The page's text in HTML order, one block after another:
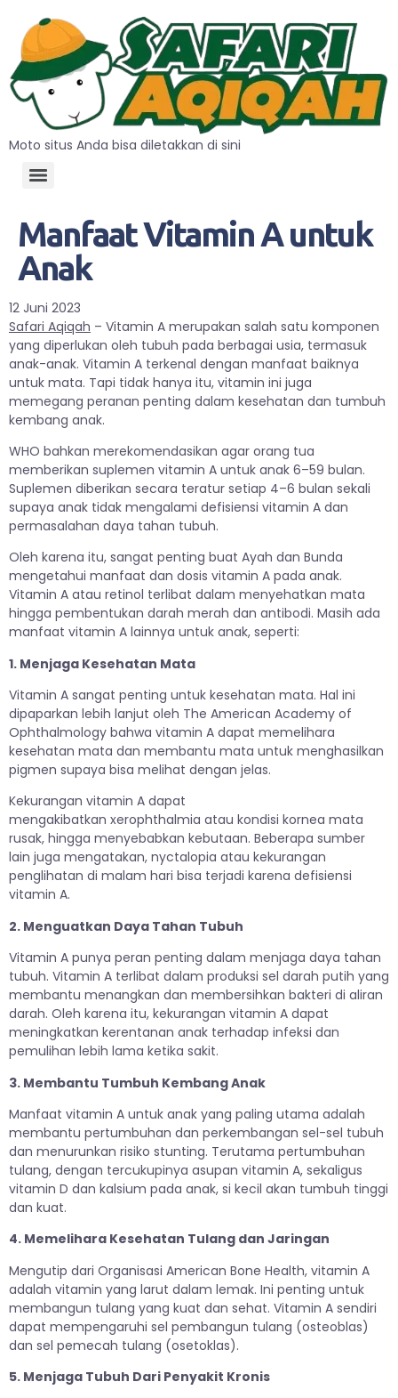
Moto situs Anda bisa diletakkan di sini
Manfaat Vitamin A untuk
Anak
12 Juni 2023
Safari Aqiqah – Vitamin A merupakan salah satu komponen
yang diperlukan oleh tubuh pada berbagai usia, termasuk
anak-anak. Vitamin A terkenal dengan manfaat baiknya
untuk mata. Tapi tidak hanya itu, vitamin ini juga
memegang peranan penting dalam kesehatan dan tumbuh
kembang anak.
WHO bahkan merekomendasikan agar orang tua
memberikan suplemen vitamin A untuk anak 6–59 bulan.
Suplemen diberikan secara teratur setiap 4–6 bulan sekali
supaya anak tidak mengalami defisiensi vitamin A dan
permasalahan daya tahan tubuh.
Oleh karena itu, sangat penting buat Ayah dan Bunda
mengetahui manfaat dan dosis vitamin A pada anak.
Vitamin A atau retinol terlibat dalam menyehatkan mata
hingga pembentukan darah merah dan antibodi. Masih ada
manfaat vitamin A lainnya untuk anak, seperti:
1. Menjaga Kesehatan Mata
Vitamin A sangat penting untuk kesehatan mata. Hal ini
dipaparkan lebih lanjut oleh The American Academy of
Ophthalmology bahwa vitamin A dapat memelihara
kesehatan mata dan membantu mata untuk menghasilkan
pigmen supaya bisa melihat dengan jelas.
Kekurangan vitamin A dapat
mengakibatkan xerophthalmia atau kondisi kornea mata
rusak, hingga menyebabkan kebutaan. Beberapa sumber
lain juga mengatakan, nyctalopia atau kekurangan
penglihatan di malam hari bisa terjadi karena defisiensi
vitamin A.
2. Menguatkan Daya Tahan Tubuh
Vitamin A punya peran penting dalam menjaga daya tahan
tubuh. Vitamin A terlibat dalam produksi sel darah putih yang
membantu menangkan dan membersihkan bakteri di aliran
darah. Oleh karena itu, kekurangan vitamin A dapat
meningkatkan kerentanan anak terhadap infeksi dan
pemulihan lebih lama ketika sakit.
3. Membantu Tumbuh Kembang Anak
Manfaat vitamin A untuk anak yang paling utama adalah
membantu pertumbuhan dan perkembangan sel-sel tubuh
dan menurunkan risiko stunting. Terutama pertumbuhan
tulang, dengan tercukupinya asupan vitamin A, sekaligus
vitamin D dan kalsium pada anak, si kecil akan tumbuh tinggi
dan kuat.
4. Memelihara Kesehatan Tulang dan Jaringan
Mengutip dari Organisasi American Bone Health, vitamin A
adalah vitamin yang larut dalam lemak. Ini penting untuk
membangun tulang yang kuat dan sehat. Vitamin A sendiri
dapat mempengaruhi sel pembangun tulang (osteoblas)
dan sel pemecah tulang (osetoklas).
5. Menjaga Tubuh Dari Penyakit Kronis